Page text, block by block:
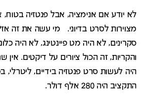
לא יודע אם אנימציה, אבל פנטזיה בטוח,
מצוירות לסרט בדיוני. מי עשה את זה
סקרינים, לא היה מט פיינטינג, לא היה
והקריות, זה הכול ציורים על דיקטים. אין
היה לעשות סרט פנטזיה בידיים,
התקציב היה 280 אלף דולר.